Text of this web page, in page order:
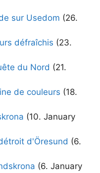
sur Usedom (26.
défraîchis (23.
du Nord (21.
de couleurs (18.
(10. January
d'Öresund (6.
(6. January